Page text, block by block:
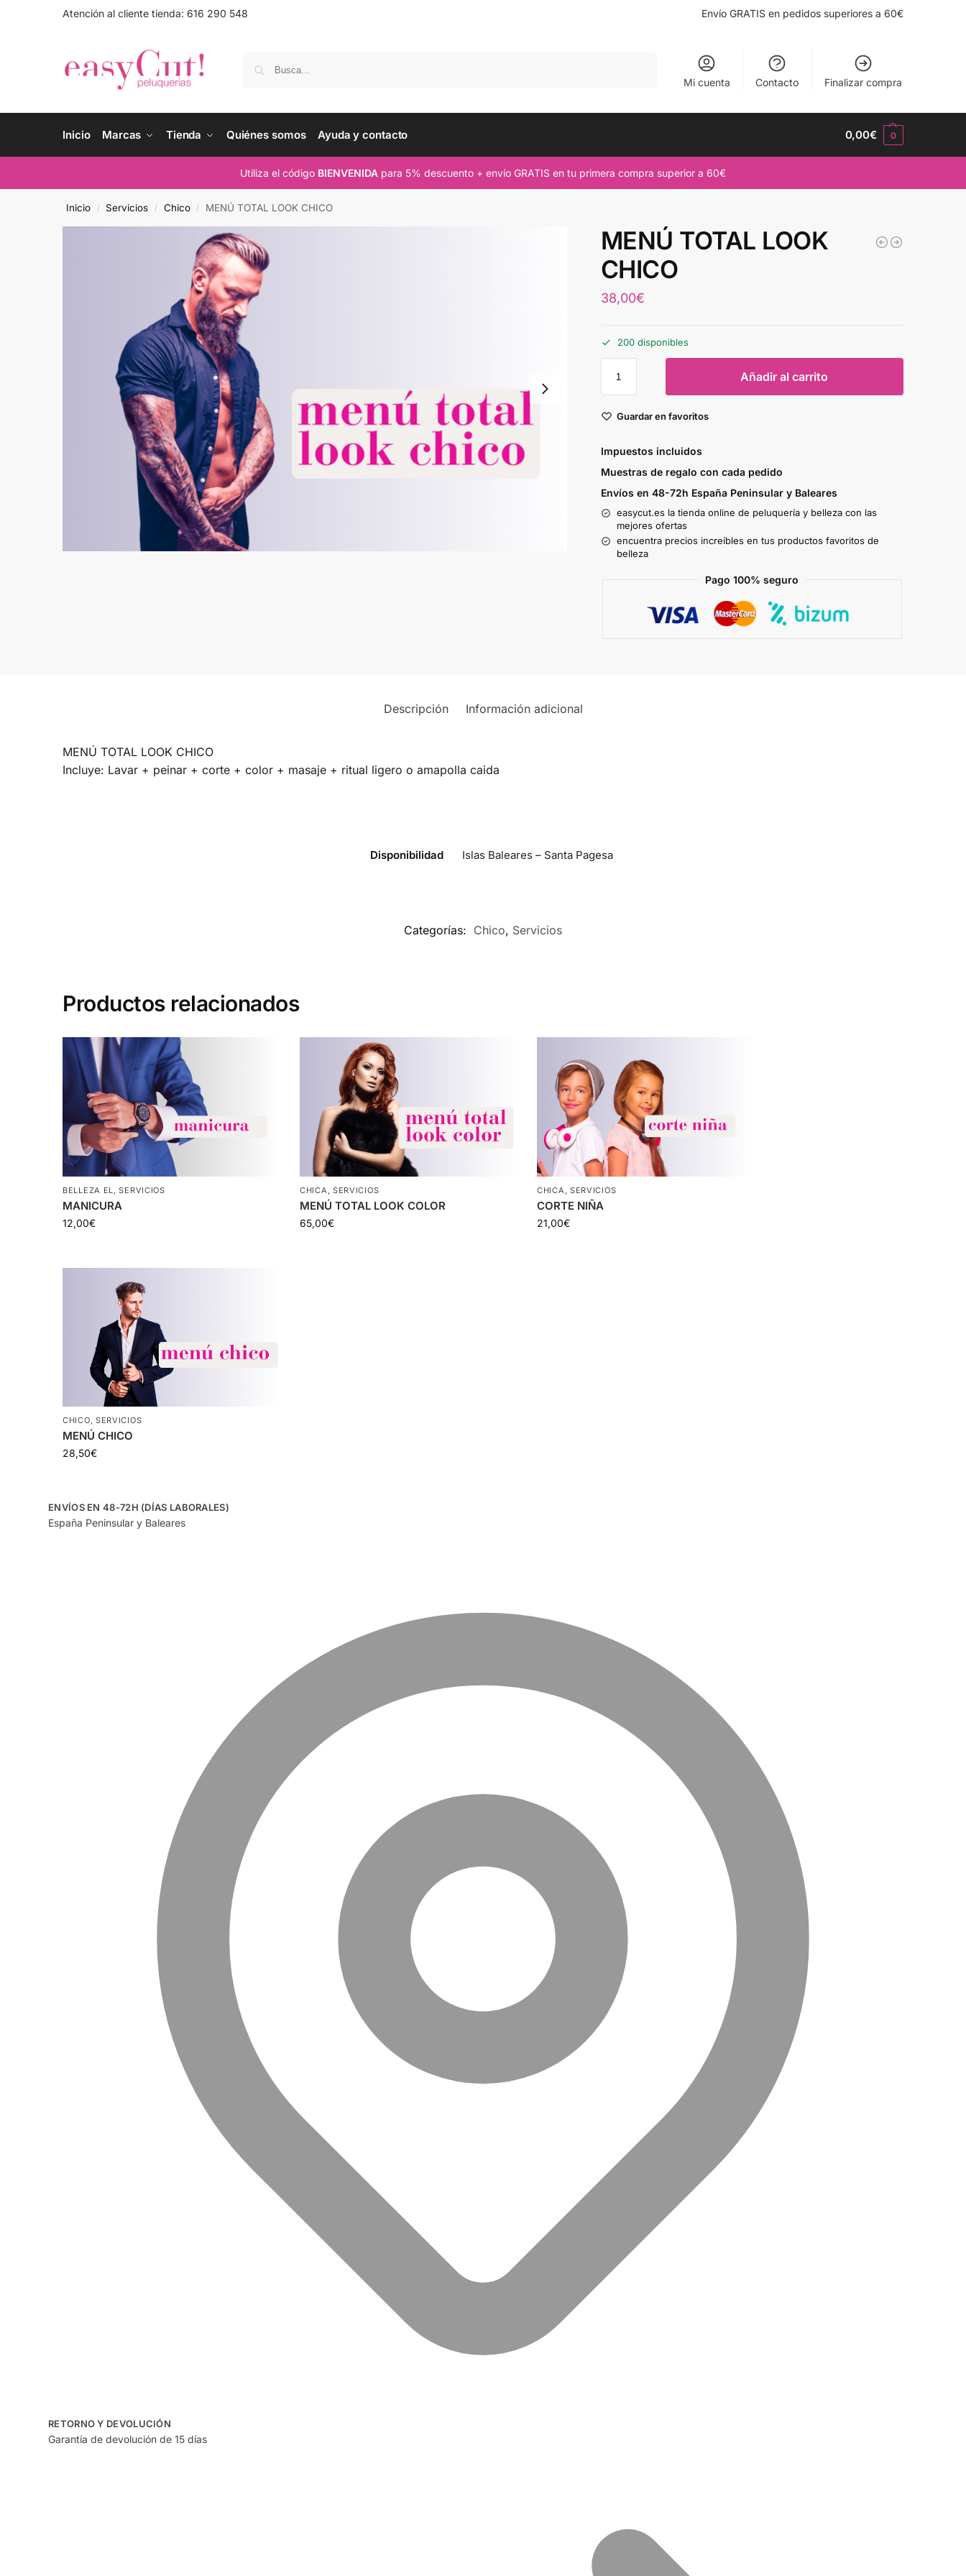
Atención al cliente tienda: 616 290 548 Envío GRATIS en pedidos superiores a 60€
Mi cuenta Contacto Finalizar compra
Inicio Marcas Tienda Quiénes somos Ayuda y contacto 0,00€ 0
Utiliza el código BIENVENIDA para 5% descuento + envío GRATIS en tu primera compra superior a 60€
Inicio / Servicios / Chico / MENÚ TOTAL LOOK CHICO
MENÚ TOTAL LOOK
CHICO
38,00€
200 disponibles
Añadir al carrito
Guardar en favoritos
Impuestos incluidos
Muestras de regalo con cada pedido
Envíos en 48-72h España Peninsular y Baleares
easycut.es la tienda online de peluquería y belleza con las
mejores ofertas
encuentra precios increíbles en tus productos favoritos de
belleza
Pago 100% seguro
Descripción Información adicional
MENÚ TOTAL LOOK CHICO
Incluye: Lavar + peinar + corte + color + masaje + ritual ligero o amapolla caida
Disponibilidad Islas Baleares – Santa Pagesa
Categorías: Chico, Servicios
Productos relacionados
BELLEZA EL ,SERVICIOS
MANICURA
12,00€
CHICA SERVICIOS
MENÚ TOTAL LOOK COLOR
65,00€
CHICA SERVICIOS
CORTE NIÑA
21,00€
CHICO, SERVICIOS
MENÚ CHICO
28,50€
ENVÍOS EN 48-72H (DÍAS LABORALES)
España Peninsular y Baleares
RETORNO Y DEVOLUCIÓN
Garantía de devolución de 15 días